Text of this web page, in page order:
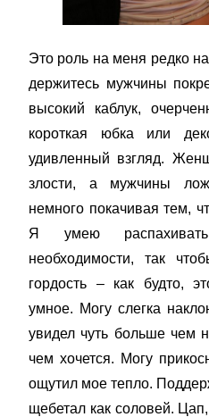
Это роль на меня редко
держитесь мужчины
высокий каблук,
короткая юбка или
удивленный взгляд.
злости, а мужчины
немного покачивая тем,
Я умею
необходимости, так
гордость – как будто,
умное. Могу слегка
увидел чуть больше чем
чем хочется. Могу
ощутил мое тепло.
щебетал как соловей.